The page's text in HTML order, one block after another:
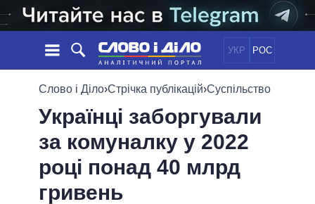
УКР РОС
НОВИНИ
СТРІЧКА
ПОДІЇ
СТАТТІ
ДУМКИ
ПОЛІТИКА
ЕКОНОМІКА
СУСПІЛЬСТВО
ОБIЦЯНКИ
ПОЛIТИКИ
УСІ ПОЛІТИКИ ІНФОГРАФІКА
Слово і Діло›Стрічка публікацій›Суспільство
Українці заборгували
за комуналку у 2022
році понад 40 млрд
гривень